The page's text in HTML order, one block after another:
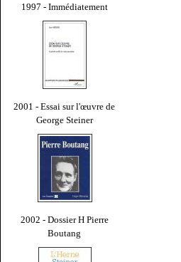
1997 - Immédiatement
2001 - Essai sur l'œuvre de
George Steiner
2002 - Dossier H Pierre
Boutang